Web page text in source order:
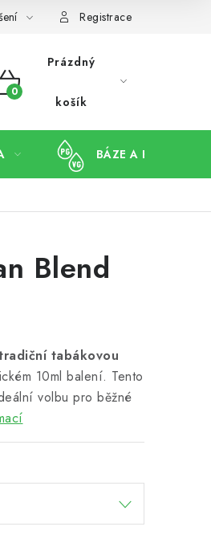
Registrace
Prázdný
košík
BÁZE A BOOSTERY
Blend
tabákovou
10ml balení. Tento
volbu pro běžné